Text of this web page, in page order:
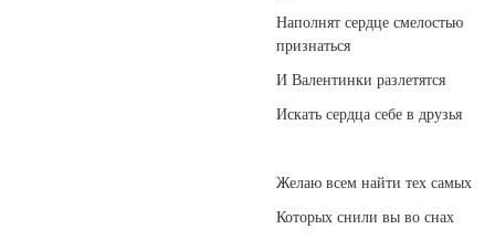
Наполнят сердце смелостью
признаться
И Валентинки разлетятся
Искать сердца себе в друзья
Желаю всем найти тех самых
Которых снили вы во снах